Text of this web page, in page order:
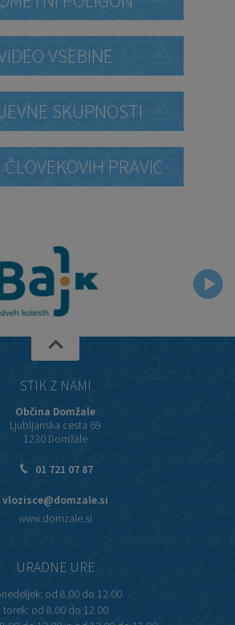
VSEBINE
SKUPNOSTI
PRAVIC
STIK Z NAMI
Občina Domžale
Ljubljanska cesta 69
1230 Domžale
01 721 07 87
vlozisce@domzale.si
www.domzale.si
URADNE URE
od 8.00 do 12.00
torek: od 8.00 do 12.00